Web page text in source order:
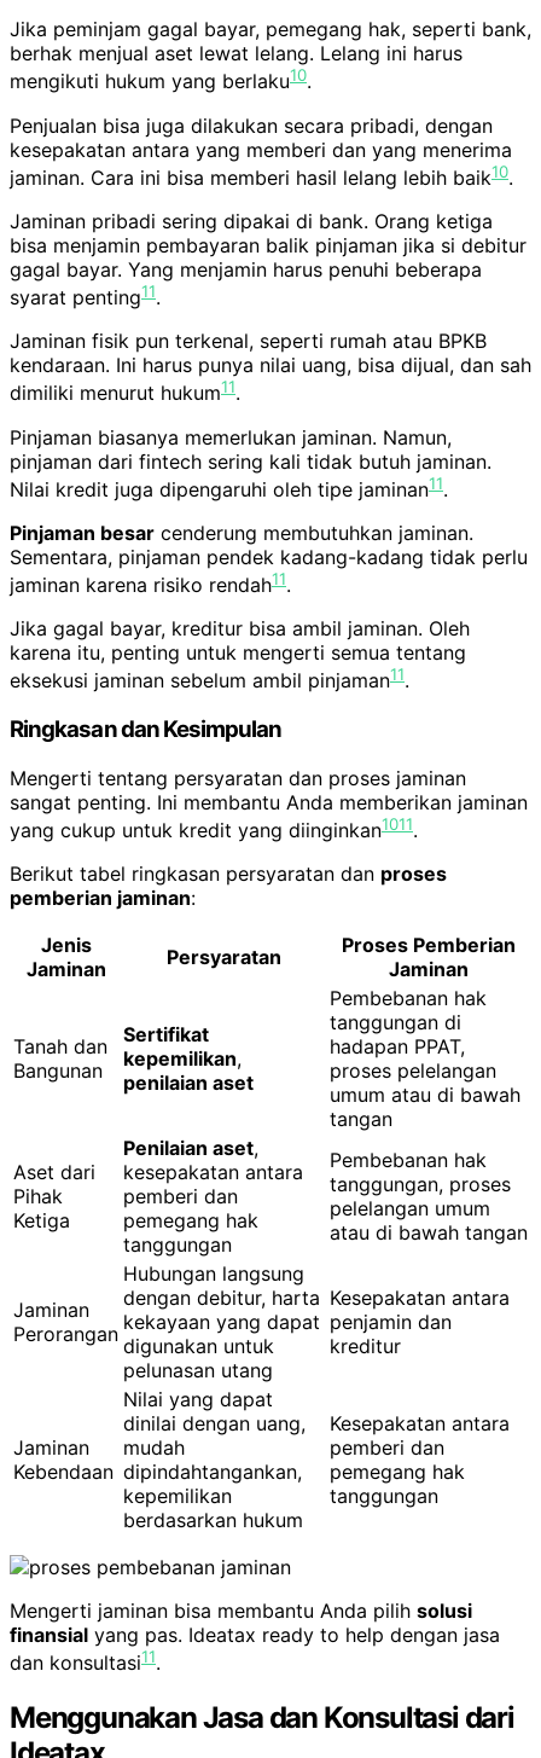
Jika peminjam gagal bayar, pemegang hak, seperti bank,
berhak menjual aset lewat lelang. Lelang ini harus
mengikuti hukum yang berlaku10.
Penjualan bisa juga dilakukan secara pribadi, dengan
kesepakatan antara yang memberi dan yang menerima
jaminan. Cara ini bisa memberi hasil lelang lebih baik10.
Jaminan pribadi sering dipakai di bank. Orang ketiga
bisa menjamin pembayaran balik pinjaman jika si debitur
gagal bayar. Yang menjamin harus penuhi beberapa
syarat penting11.
Jaminan fisik pun terkenal, seperti rumah atau BPKB
kendaraan. Ini harus punya nilai uang, bisa dijual, dan sah
dimiliki menurut hukum11.
Pinjaman biasanya memerlukan jaminan. Namun,
pinjaman dari fintech sering kali tidak butuh jaminan.
Nilai kredit juga dipengaruhi oleh tipe jaminan11.
Pinjaman besar cenderung membutuhkan jaminan.
Sementara, pinjaman pendek kadang-kadang tidak perlu
jaminan karena risiko rendah11.
Jika gagal bayar, kreditur bisa ambil jaminan. Oleh
karena itu, penting untuk mengerti semua tentang
eksekusi jaminan sebelum ambil pinjaman11.
Ringkasan dan Kesimpulan
Mengerti tentang persyaratan dan proses jaminan
sangat penting. Ini membantu Anda memberikan jaminan
yang cukup untuk kredit yang diinginkan1011.
Berikut tabel ringkasan persyaratan dan proses
pemberian jaminan:
Jenis
Jaminan
Persyaratan
Proses Pemberian
Jaminan
Tanah dan
Bangunan
Sertifikat
kepemilikan,
penilaian aset
Pembebanan hak
tanggungan di
hadapan PPAT,
proses pelelangan
umum atau di bawah
tangan
Aset dari
Pihak
Ketiga
Penilaian aset,
kesepakatan antara
pemberi dan
pemegang hak
tanggungan
Pembebanan hak
tanggungan, proses
pelelangan umum
atau di bawah tangan
Jaminan
Perorangan
Hubungan langsung
dengan debitur, harta
kekayaan yang dapat
digunakan untuk
pelunasan utang
Kesepakatan antara
penjamin dan
kreditur
Jaminan
Kebendaan
Nilai yang dapat
dinilai dengan uang,
mudah
dipindahtangankan,
kepemilikan
berdasarkan hukum
Kesepakatan antara
pemberi dan
pemegang hak
tanggungan
Mengerti jaminan bisa membantu Anda pilih solusi
finansial yang pas. Ideatax ready to help dengan jasa
dan konsultasi11.
Menggunakan Jasa dan Konsultasi dari